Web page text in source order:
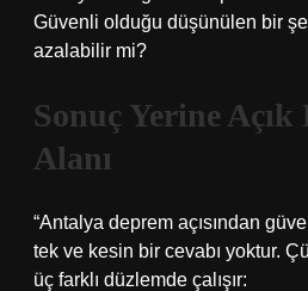
Güvenli olduğu düşünülen bir
azalabilir mi?
Sonuç Yerine
Alanı
“Antalya deprem açısından
tek ve kesin bir cevabı yoktur.
üç farklı düzlemde çalışır: